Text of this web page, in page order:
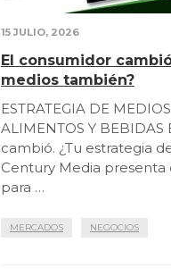
15 JULIO, 2026
El consumidor
medios también?
ESTRATEGIA DE
ALIMENTOS Y
cambió. ¿Tu estrategia
Century Media presenta
para …
MERCADOS NEGOCIOS